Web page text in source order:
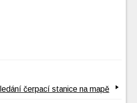
čerpací stanice na mapě